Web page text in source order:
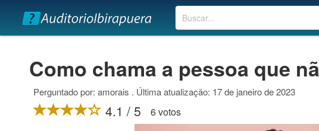
Buscar
Como chama a pessoa que
Perguntado por: amorais . Última atualização: 17 de janeiro de 2023
4.1 / 5 6 votos